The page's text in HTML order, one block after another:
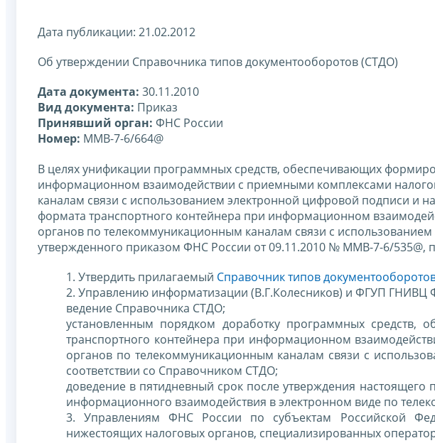
Дата публикации: 21.02.2012
Об утверждении Справочника типов документооборотов (СТДО)
Дата документа: 30.11.2010
Вид документа: Приказ
Принявший орган: ФНС России
Номер: ММВ-7-6/664@
В целях унификации программных средств, обеспечивающих
информационном взаимодействии с приемными комплексами
каналам связи с использованием электронной цифровой подписи и
формата транспортного контейнера при информационном
органов по телекоммуникационным каналам связи с
утвержденного приказом ФНС России от 09.11.2010 № ММВ-7-6/535@,
1. Утвердить прилагаемый Справочник типов
2. Управлению информатизации (В.Г.Колесников) и ФГУП
ведение Справочника СТДО;
установленным порядком доработку программных
транспортного контейнера при информационном
органов по телекоммуникационным каналам связи с
соответствии со Справочником СТДО;
доведение в пятидневный срок после утверждения
информационного взаимодействия в электронном виде по
3. Управлениям ФНС России по субъектам Российской
нижестоящих налоговых органов, специализированных